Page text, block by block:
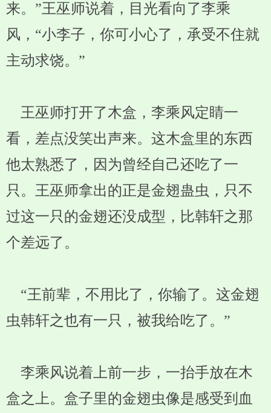
来。”王巫师说着，目光看向了李乘
风，“小李子，你可小心了，承受不住就
主动求饶。”
王巫师打开了木盒，李乘风定睛一
看，差点没笑出声来。这木盒里的东西
他太熟悉了，因为曾经自己还吃了一
只。王巫师拿出的正是金翅蛊虫，只不
过这一只的金翅还没成型，比韩轩之那
个差远了。
“王前辈，不用比了，你输了。这金翅
虫韩轩之也有一只，被我给吃了。”
李乘风说着上前一步，一抬手放在木
盒之上。盒子里的金翅虫像是感受到血